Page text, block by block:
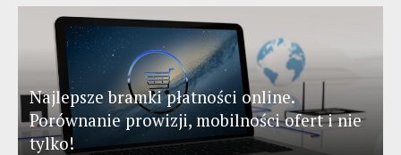
Najlepsze bramki płatności online.
Porównanie prowizji, mobilności ofert i nie
tylko!